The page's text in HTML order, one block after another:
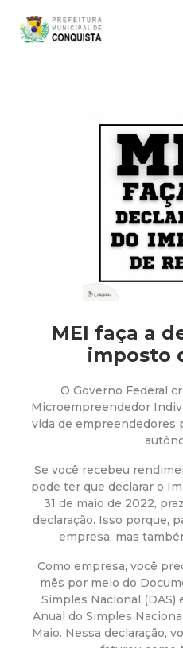
P
M
u
n
i
c
p
MEI faça a
imposto
O Governo Federal
Microempreendedor
vida de empreendedores
Se você recebeu
pode ter que declarar o
31 de maio de 2022,
declaração. Isso porque,
empresa, mas
Como empresa, você
mês por meio do
Simples Nacional (DAS)
Anual do Simples
Maio. Nessa declaração,